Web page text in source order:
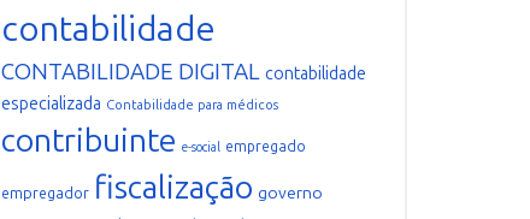
contabilidade
CONTABILIDADE DIGITAL contabilidade
especializada Contabilidade para médicos
contribuinte e-social empregado
empregador fiscalização governo